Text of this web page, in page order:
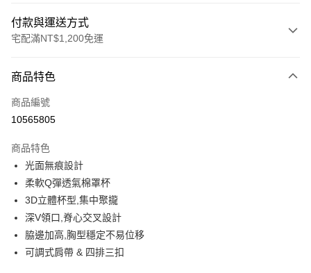
付款與運送方式
宅配滿NT$1,200免運
信用卡一次付款
信用卡分期付款
合作金庫商業銀行
華南商業銀行
上海商業儲蓄銀行
國泰世華商業銀行
臺灣中小企業銀行
匯豐（台灣）商業銀行
聯邦商業銀行
元大商業銀行
超商取貨付款
LINE Pay
Apple Pay
街口支付
商品特色
商品編號
10565805
商品特色
光面無痕設計
柔軟Q彈透氣棉罩杯
3D立體杯型,集中聚攏
深V領口,脊心交叉設計
脇邊加高,胸型穩定不易位移
可調式肩帶 & 四排三扣